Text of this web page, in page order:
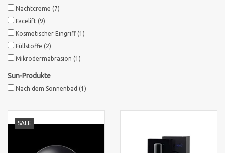
Fusion Meso
PCA SKINCARE
Blog
Marken
Nachtcreme (7)
Facelift (9)
Kosmetischer Eingriff (1)
Füllstoffe (2)
Mikrodermabrasion (1)
Sun-Produkte
Nach dem Sonnenbad (1)
SALE